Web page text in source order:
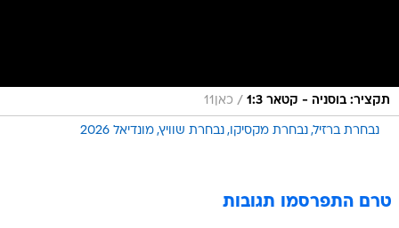
תקציר: בוסניה - קטאר 1:3 / כאן11
נבחרת ברזיל נבחרת מקסיקו נבחרת שוויץ מונדיאל 2026
טרם התפרסמו תגובות